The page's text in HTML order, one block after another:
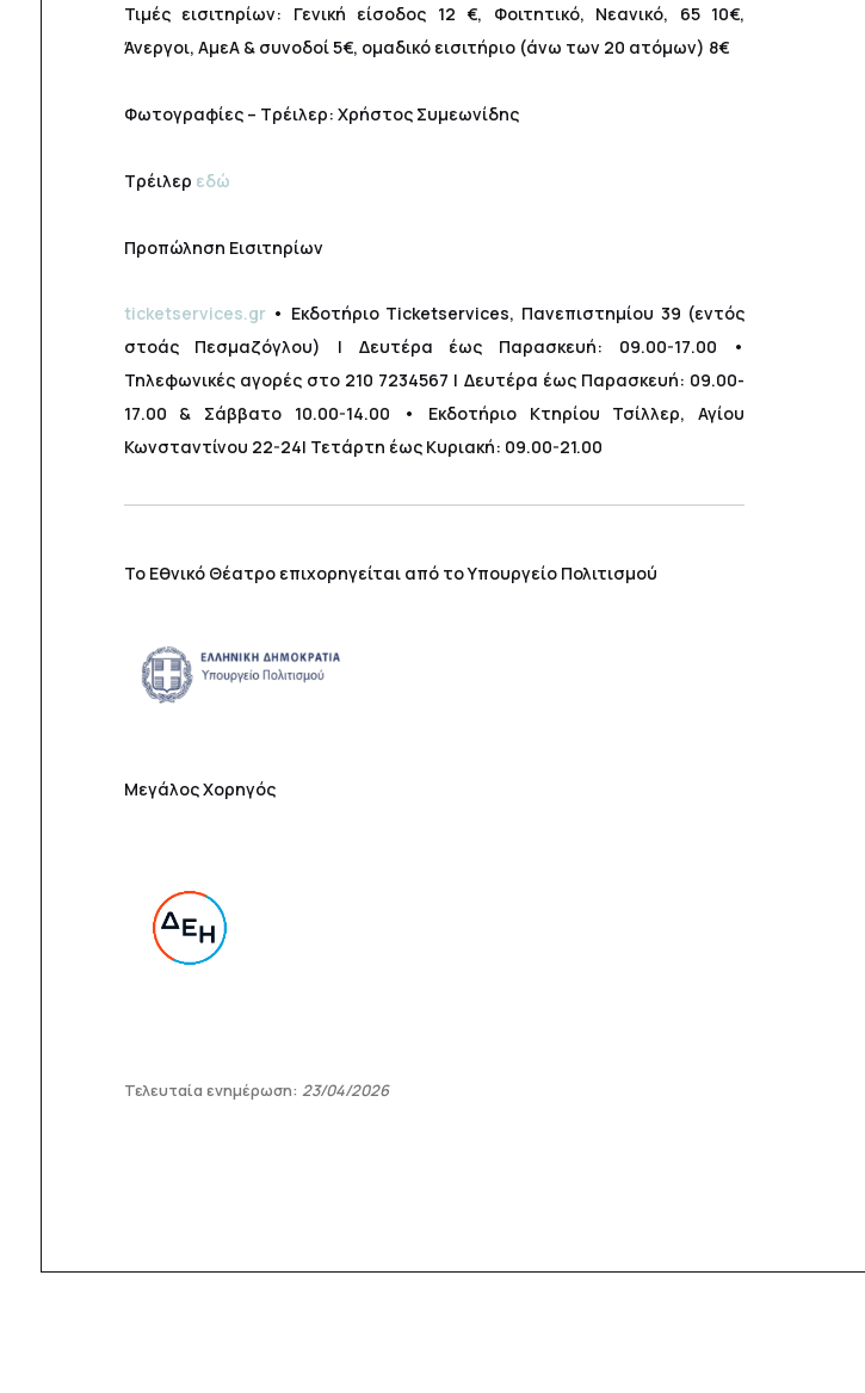
Τιμές εισιτηρίων: Γενική είσοδος 12 €, Φοιτητικό, Νεανικό, 65 10€,
Άνεργοι, ΑμεΑ & συνοδοί 5€, ομαδικό εισιτήριο (άνω των 20 ατόμων) 8€
Φωτογραφίες – Τρέιλερ: Χρήστος Συμεωνίδης
Τρέιλερ εδώ
Προπώληση Εισιτηρίων
ticketservices.gr• Εκδοτήριο Ticketservices, Πανεπιστημίου 39 (εντός
στοάς Πεσμαζόγλου) | Δευτέρα έως Παρασκευή: 09.00-17.00 •
Τηλεφωνικές αγορές στο 210 7234567 | Δευτέρα έως Παρασκευή: 09.00-
17.00 & Σάββατο 10.00-14.00 • Εκδοτήριο Κτηρίου Τσίλλερ, Αγίου
Κωνσταντίνου 22-24| Τετάρτη έως Κυριακή: 09.00-21.00
Το Εθνικό Θέατρο επιχορηγείται από το Υπουργείο Πολιτισμού
Μεγάλος Χορηγός
Τελευταία ενημέρωση: 23/04/2026